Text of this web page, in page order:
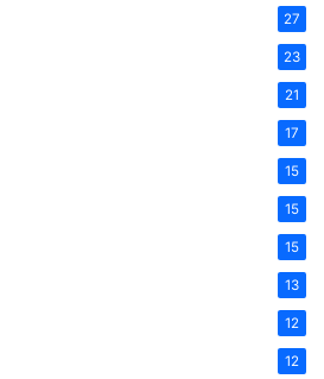
27
23
21
17
15
15
15
13
12
12